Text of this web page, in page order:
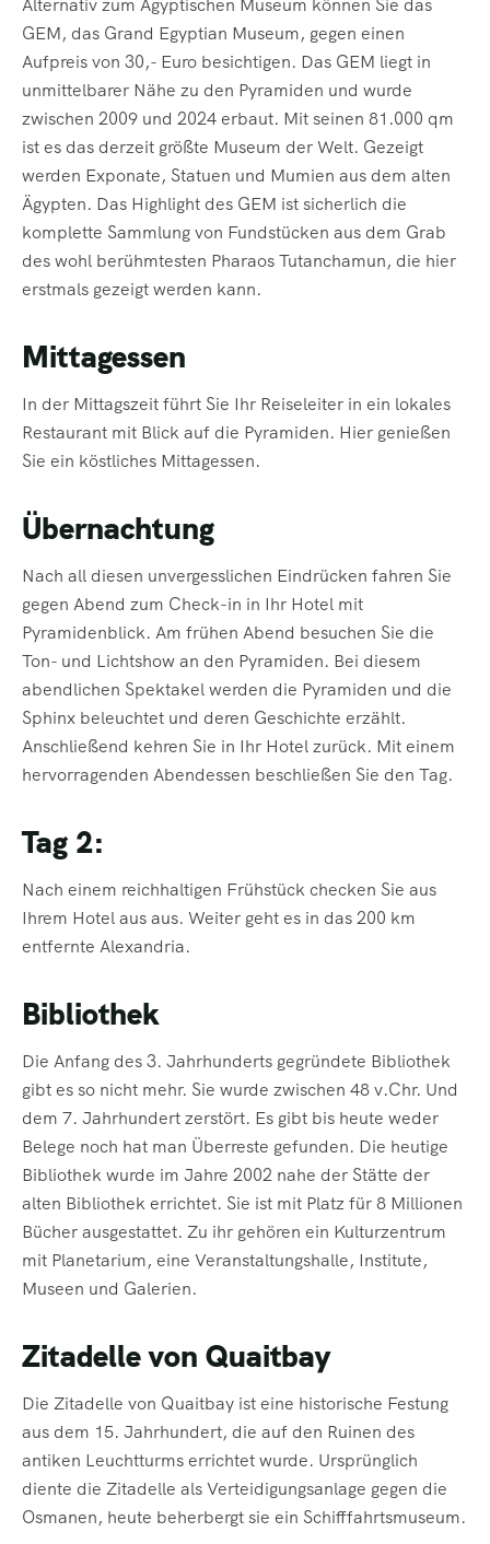
Alternativ zum Ägyptischen Museum können Sie das
GEM, das Grand Egyptian Museum, gegen einen
Aufpreis von 30,- Euro besichtigen. Das GEM liegt in
unmittelbarer Nähe zu den Pyramiden und wurde
zwischen 2009 und 2024 erbaut. Mit seinen 81.000 qm
ist es das derzeit größte Museum der Welt. Gezeigt
werden Exponate, Statuen und Mumien aus dem alten
Ägypten. Das Highlight des GEM ist sicherlich die
komplette Sammlung von Fundstücken aus dem Grab
des wohl berühmtesten Pharaos Tutanchamun, die hier
erstmals gezeigt werden kann.
Mittagessen
In der Mittagszeit führt Sie Ihr Reiseleiter in ein lokales
Restaurant mit Blick auf die Pyramiden. Hier genießen
Sie ein köstliches Mittagessen.
Übernachtung
Nach all diesen unvergesslichen Eindrücken fahren Sie
gegen Abend zum Check-in in Ihr Hotel mit
Pyramidenblick. Am frühen Abend besuchen Sie die
Ton- und Lichtshow an den Pyramiden. Bei diesem
abendlichen Spektakel werden die Pyramiden und die
Sphinx beleuchtet und deren Geschichte erzählt.
Anschließend kehren Sie in Ihr Hotel zurück. Mit einem
hervorragenden Abendessen beschließen Sie den Tag.
Tag 2:
Nach einem reichhaltigen Frühstück checken Sie aus
Ihrem Hotel aus aus. Weiter geht es in das 200 km
entfernte Alexandria.
Bibliothek
Die Anfang des 3. Jahrhunderts gegründete Bibliothek
gibt es so nicht mehr. Sie wurde zwischen 48 v.Chr. Und
dem 7. Jahrhundert zerstört. Es gibt bis heute weder
Belege noch hat man Überreste gefunden. Die heutige
Bibliothek wurde im Jahre 2002 nahe der Stätte der
alten Bibliothek errichtet. Sie ist mit Platz für 8 Millionen
Bücher ausgestattet. Zu ihr gehören ein Kulturzentrum
mit Planetarium, eine Veranstaltungshalle, Institute,
Museen und Galerien.
Zitadelle von Quaitbay
Die Zitadelle von Quaitbay ist eine historische Festung
aus dem 15. Jahrhundert, die auf den Ruinen des
antiken Leuchtturms errichtet wurde. Ursprünglich
diente die Zitadelle als Verteidigungsanlage gegen die
Osmanen, heute beherbergt sie ein Schifffahrtsmuseum.